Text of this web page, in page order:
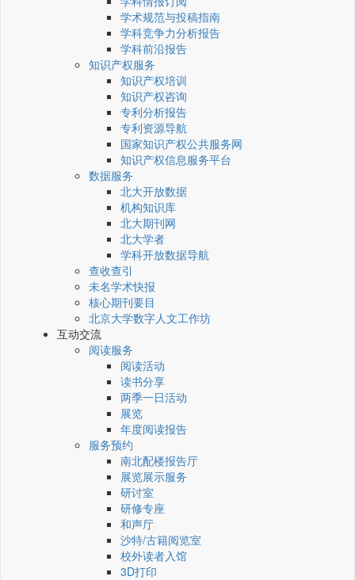
学术规范与投稿指南
学科竞争力分析报告
学科前沿报告
知识产权服务
知识产权培训
知识产权咨询
专利分析报告
专利资源导航
国家知识产权公共服务网
知识产权信息服务平台
数据服务
北大开放数据
机构知识库
北大期刊网
北大学者
学科开放数据导航
查收查引
未名学术快报
核心期刊要目
北京大学数字人文工作坊
互动交流
阅读服务
阅读活动
读书分享
两季一日活动
展览
年度阅读报告
服务预约
南北配楼报告厅
展览展示服务
研讨室
研修专座
和声厅
沙特/古籍阅览室
校外读者入馆
3D打印